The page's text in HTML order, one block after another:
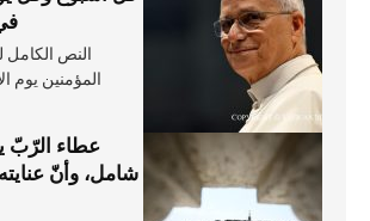
النص الكامل
المؤمنين يوم الأربعاء
عطاء الرّبّ
شامل، وأنّ عنايته